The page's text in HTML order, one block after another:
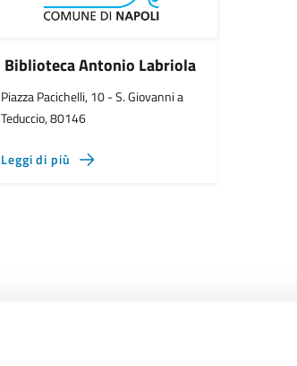
Biblioteca Antonio Labriola
Piazza Pacichelli, 10 - S. Giovanni a
Teduccio, 80146
Leggi di più